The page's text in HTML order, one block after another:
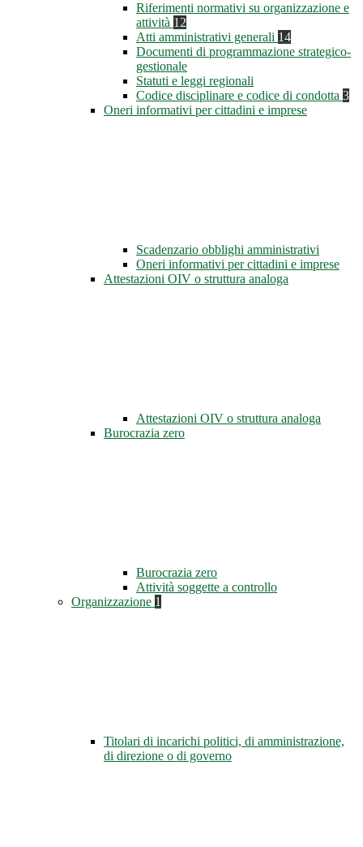
Riferimenti normativi su organizzazione e
attività 12
Atti amministrativi generali 14
Documenti di programmazione strategico-
gestionale
Statuti e leggi regionali
Codice disciplinare e codice di condotta 3
Oneri informativi per cittadini e imprese
Scadenzario obblighi amministrativi
Oneri informativi per cittadini e imprese
Attestazioni OIV o struttura analoga
Attestazioni OIV o struttura analoga
Burocrazia zero
Burocrazia zero
Attività soggette a controllo
Organizzazione 1
Titolari di incarichi politici, di amministrazione,
di direzione o di governo